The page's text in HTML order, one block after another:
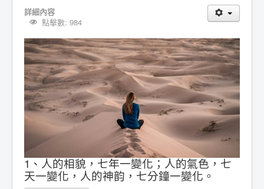
詳細內容
點擊數: 984
1、人的相貌，七年一變化；人的氣色，七
天一變化，人的神韵，七分鐘一變化。